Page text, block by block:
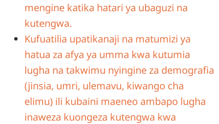
mengine katika hatari ya ubaguzi na
kutengwa.
Kufuatilia upatikanaji na matumizi ya
hatua za afya ya umma kwa kutumia
lugha na takwimu nyingine za demografia
(jinsia, umri, ulemavu, kiwango cha
elimu) ili kubaini maeneo ambapo lugha
inaweza kuongeza kutengwa kwa